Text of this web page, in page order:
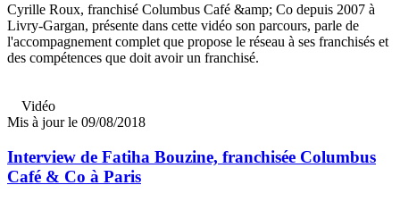
Cyrille Roux, franchisé Columbus Café &amp; Co depuis 2007 à
Livry-Gargan, présente dans cette vidéo son parcours, parle de
l'accompagnement complet que propose le réseau à ses franchisés et
des compétences que doit avoir un franchisé.
Vidéo
Mis à jour le 09/08/2018
Interview de Fatiha Bouzine, franchisée Columbus
Café & Co à Paris